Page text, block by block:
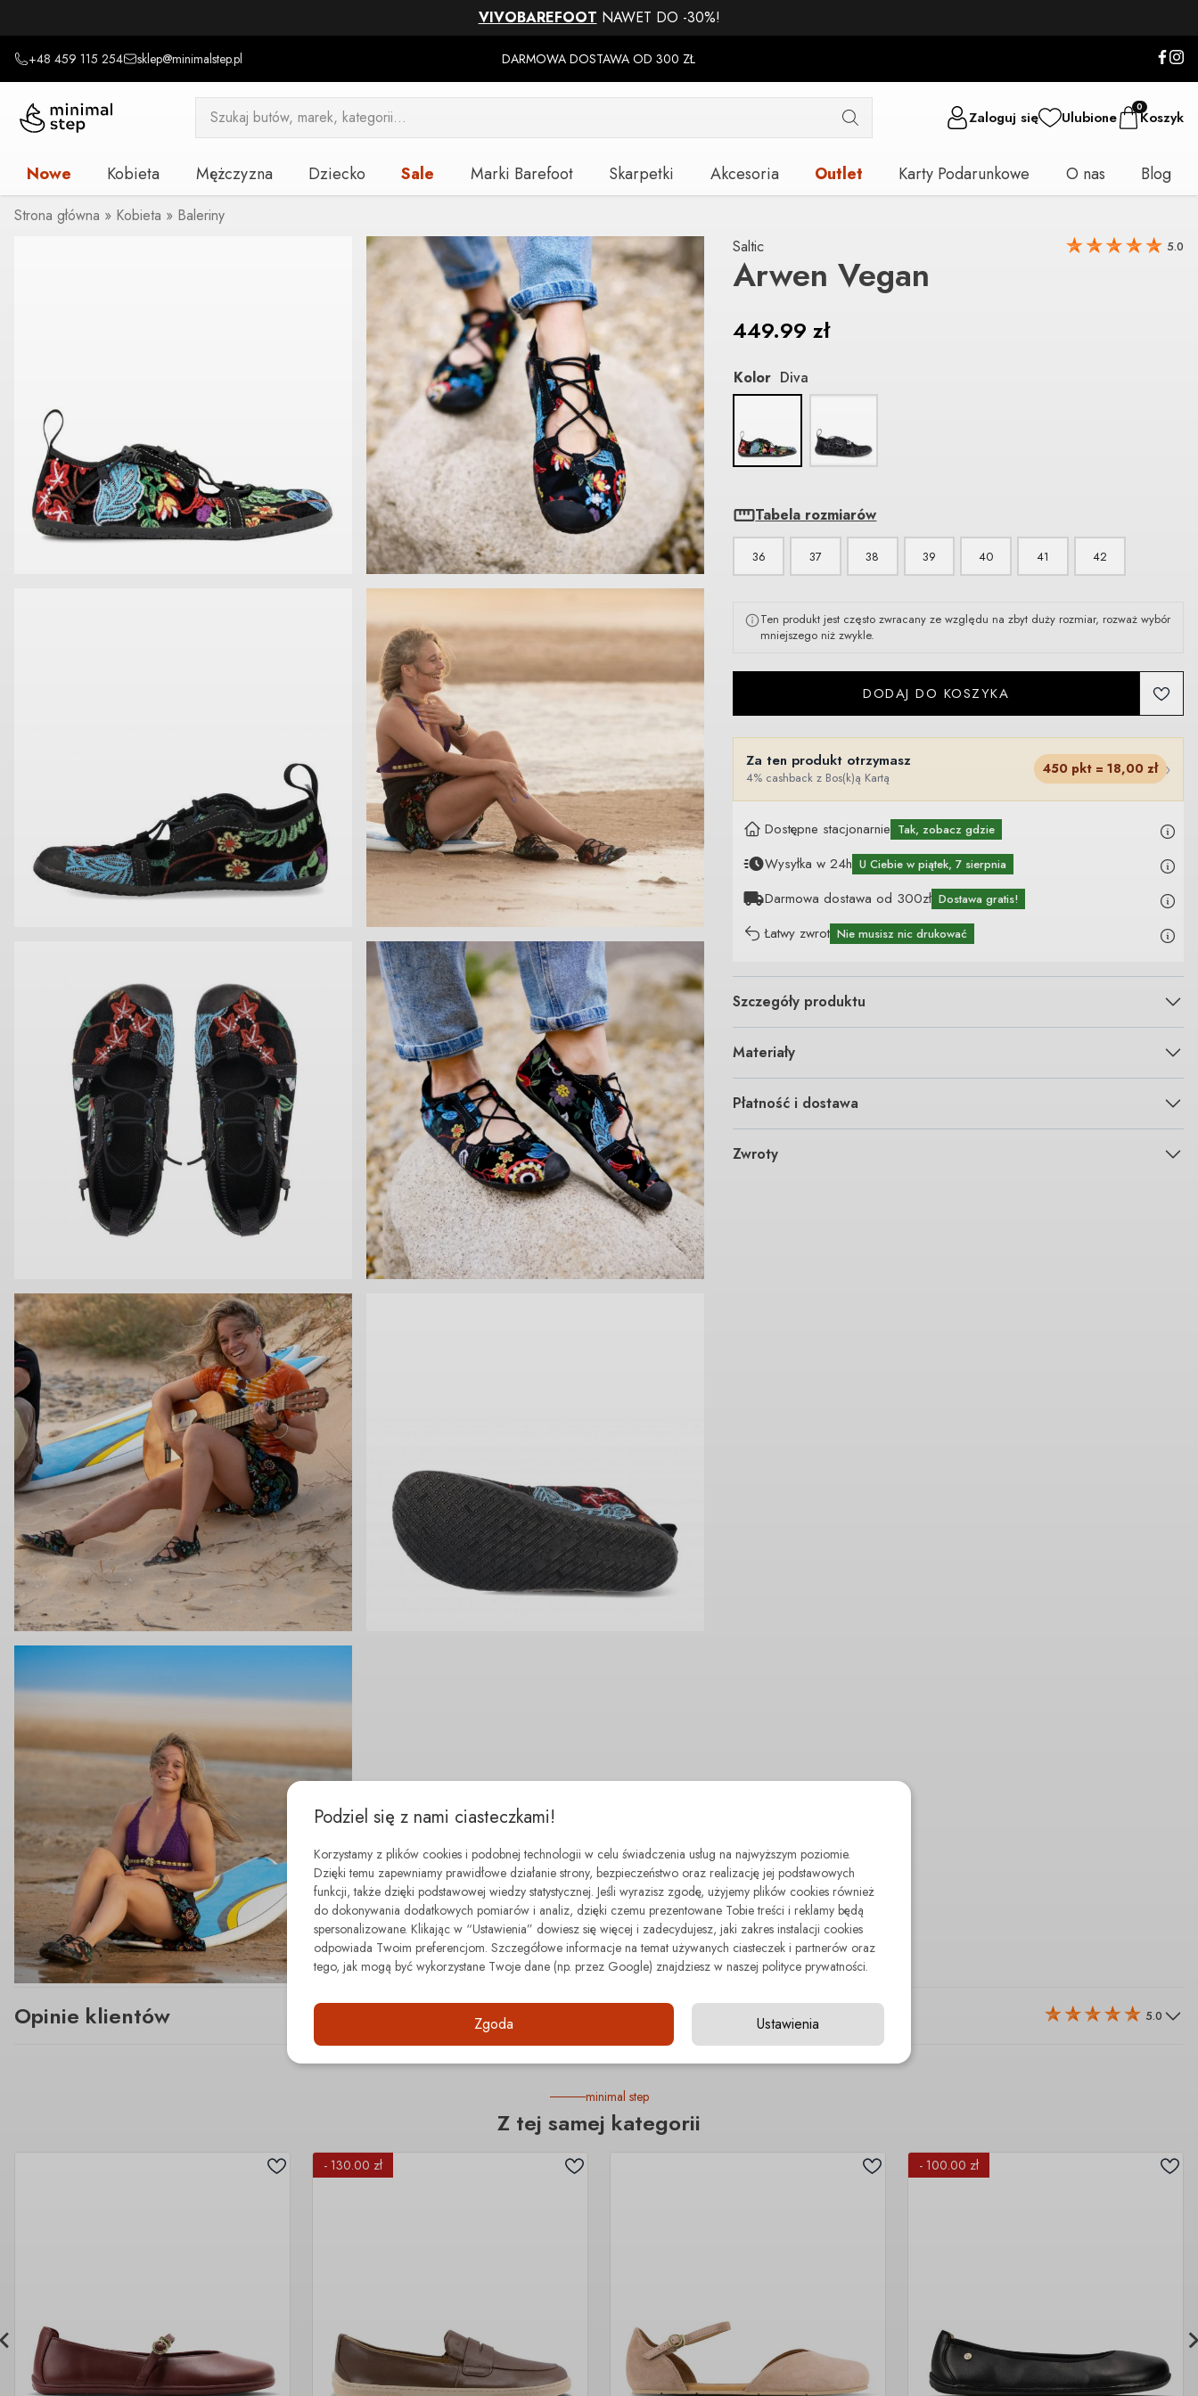
VIVOBAREFOOT NAWET DO -30%!
+48 459 115 254 sklep@minimalstep.pl DARMOWA DOSTAWA OD 300 ZŁ
Wyszukiwarka
produktów Zaloguj się Ulubione
0
Koszyk
Nowe Kobieta Mężczyzna Dziecko Sale Marki Barefoot Skarpetki Akcesoria Outlet Karty Podarunkowe O nas Blog
Strona główna » Kobieta » Baleriny
Saltic
5.0
Arwen Vegan
449.99zł
Kolor Diva
Tabela rozmiarów
36 37 38 39 40 41 42
Ten produkt jest często zwracany ze względu na zbyt duży rozmiar, rozważ wybór
mniejszego niż zwykle.
DODAJ DO KOSZYKA
Za ten produkt otrzymasz
4% cashback z Bos(k)ą Kartą
450 pkt = 18,00 zł ›
Dostępne stacjonarnie Tak, zobacz gdzie
Wysyłka w 24h U Ciebiew piątek, 7 sierpnia
Darmowa dostawa od 300zł Dostawa gratis!
Łatwy zwrot Nie musisz nic drukować
Szczegóły produktu
Materiały
Płatność i dostawa
Zwroty
Opinie klientów 5.0
minimal step
Z tej samej kategorii
- 130.00 zł - 100.00 zł
Podziel się z nami ciasteczkami!
Korzystamy z plików cookies i podobnej technologii w celu świadczenia usług na najwyższym poziomie.
Dzięki temu zapewniamy prawidłowe działanie strony, bezpieczeństwo oraz realizację jej podstawowych
funkcji, także dzięki podstawowej wiedzy statystycznej. Jeśli wyrazisz zgodę, użyjemy plików cookies również
do dokonywania dodatkowych pomiarów i analiz, dzięki czemu prezentowane Tobie treści i reklamy będą
spersonalizowane. Klikając w “Ustawienia” dowiesz się więcej i zadecydujesz, jaki zakres instalacji cookies
odpowiada Twoim preferencjom. Szczegółowe informacje na temat używanych ciasteczek i partnerów oraz
tego, jak mogą być wykorzystane Twoje dane (np. przez Google) znajdziesz w naszej polityce prywatności.
Zgoda Ustawienia